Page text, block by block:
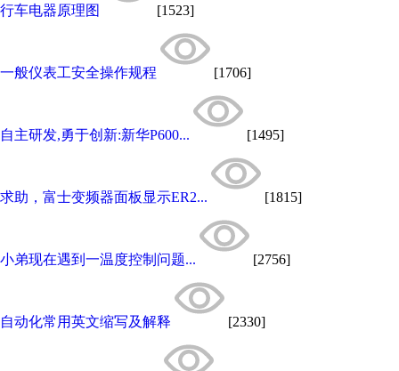
行车电器原理图 [1523]
一般仪表工安全操作规程 [1706]
自主研发,勇于创新:新华P600... [1495]
求助，富士变频器面板显示ER2... [1815]
小弟现在遇到一温度控制问题... [2756]
自动化常用英文缩写及解释 [2330]